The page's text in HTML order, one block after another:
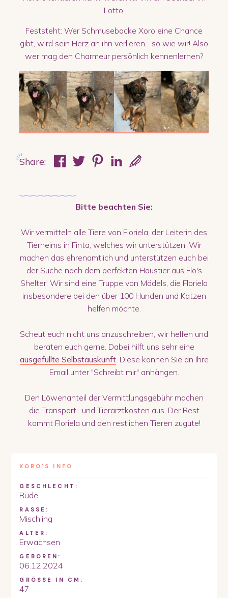
Lotto.
Feststeht: Wer Schmusebacke Xoro eine Chance
gibt, wird sein Herz an ihn verlieren... so wie wir! Also
wer mag den Charmeur persönlich kennenlernen?
Share:
Bitte beachten Sie:
Wir vermitteln alle Tiere von Floriela, der Leiterin des
Tierheims in Finta, welches wir unterstützen. Wir
machen das ehrenamtlich und unterstützen euch bei
der Suche nach dem perfekten Haustier aus Flo's
Shelter. Wir sind eine Truppe von Mädels, die Floriela
insbesondere bei den über 100 Hunden und Katzen
helfen möchte.
Scheut euch nicht uns anzuschreiben, wir helfen und
beraten euch gerne. Dabei hilft uns sehr eine
ausgefüllte Selbstauskunft. Diese können Sie an Ihre
Email unter "Schreibt mir" anhängen.
Den Löwenanteil der Vermittlungsgebühr machen
die Transport- und Tierarztkosten aus. Der Rest
kommt Floriela und den restlichen Tieren zugute!
XORO 'S INFO
GESCHLECHT:
Rüde
RASSE:
Mischling
ALTER:
Erwachsen
GEBOREN:
06.12.2024
GRÖSSE IN CM:
47